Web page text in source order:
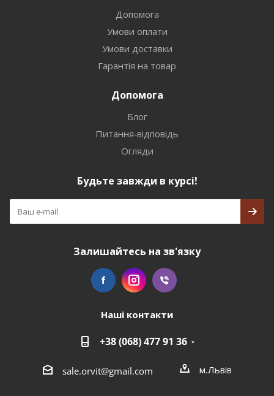
Допомога
Умови оплати
Умови доставки
Гарантія на товар
Допомога
Блог
Питання-відповідь
Огляди
Будьте завжди в курсі!
Залишайтесь на зв'язку
Наші контакти
+38 (068) 477 91 36
sale.orvit@gmail.com м.Львів